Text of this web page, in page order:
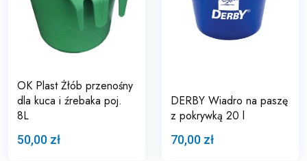
OK Plast Żłób przenośny
dla kuca i źrebaka poj.
8L
50,00 zł
DERBY Wiadro na paszę
z pokrywką 20 l
70,00 zł